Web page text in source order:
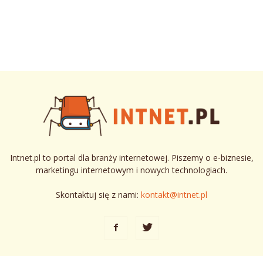
Intnet.pl to portal dla branży internetowej. Piszemy o e-biznesie,
marketingu internetowym i nowych technologiach.
Skontaktuj się z nami: kontakt@intnet.pl